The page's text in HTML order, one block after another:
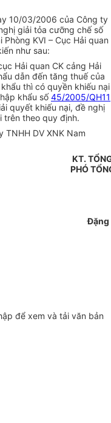
10/03/2006 của Công ty
giải tỏa cưỡng chế số
KVI – Cục Hải quan
như sau:
Hải quan CK cảng Hải
dẫn đến tăng thuế của
thì có quyền khiếu nại
khẩu số45/2005/QH11
quyết khiếu nại, đề nghị
trên theo quy định.
TNHH DV XNK Nam
KT.
PHÓ
Đặng
để xem và tải văn bản